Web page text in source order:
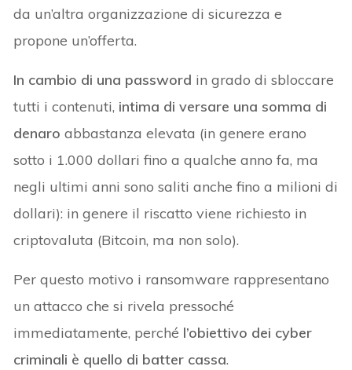
da un’altra organizzazione di sicurezza e
propone un’offerta.
In cambio di una password in grado di sbloccare
tutti i contenuti, intima di versare una somma di
denaro abbastanza elevata (in genere erano
sotto i 1.000 dollari fino a qualche anno fa, ma
negli ultimi anni sono saliti anche fino a milioni di
dollari): in genere il riscatto viene richiesto in
criptovaluta (Bitcoin, ma non solo).
Per questo motivo i ransomware rappresentano
un attacco che si rivela pressoché
immediatamente, perché l’obiettivo dei cyber
criminali è quello di batter cassa.